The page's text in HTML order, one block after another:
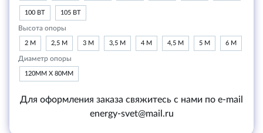
100 ВТ 105 ВТ
Высота опоры
2 М 2,5 М 3 М 3,5 М 4 М 4,5 М 5 М 6 М
Диаметр опоры
120ММ Х 80ММ
Для оформления заказа свяжитесь с нами по e-mail
energy-svet@mail.ru